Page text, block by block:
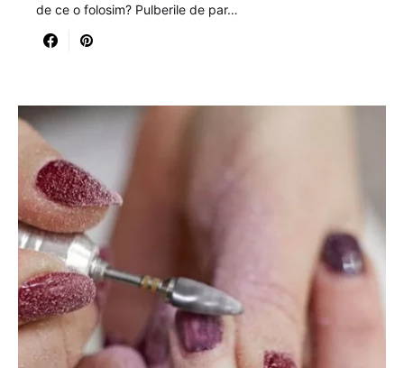
de ce o folosim? Pulberile de par…